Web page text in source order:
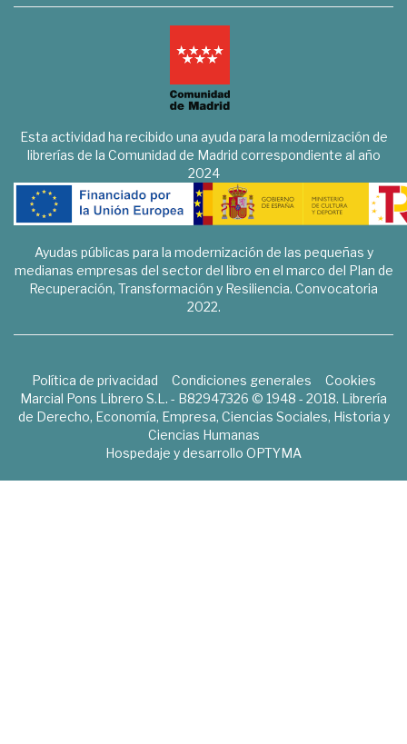
Esta actividad ha recibido una ayuda para la modernización de
librerías de la Comunidad de Madrid correspondiente al año
2024
Ayudas públicas para la modernización de las pequeñas y
medianas empresas del sector del libro en el marco del Plan de
Recuperación, Transformación y Resiliencia. Convocatoria
2022.
Política de privacidad Condiciones generales
Cookies
Marcial Pons Librero S.L. - B82947326 © 1948 - 2018. Librería
de Derecho, Economía, Empresa, Ciencias Sociales, Historia y
Ciencias Humanas
Hospedaje y desarrollo OPTYMA